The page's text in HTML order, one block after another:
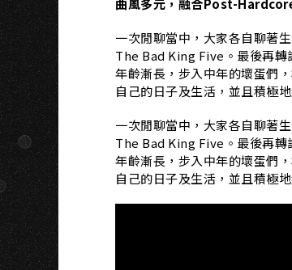
曲風多元，融合Post-
一次閒聊當中，大家各自聊著
The Bad King Five。最後再轉
年齡漸長，步入中年的壞蛋們
自己的日子及生活，並且積極
一次閒聊當中，大家各自聊著
The Bad King Five。最後再轉
年齡漸長，步入中年的壞蛋們
自己的日子及生活，並且積極